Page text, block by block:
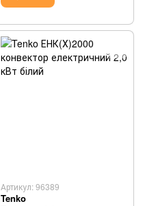
Артикул: 96389
Tenko